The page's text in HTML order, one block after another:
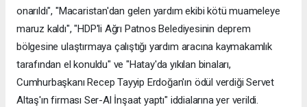
onarıldı", "Macaristan'dan gelen yardım ekibi kötü muameleye
maruz kaldı", "HDP'li Ağrı Patnos Belediyesinin deprem
bölgesine ulaştırmaya çalıştığı yardım aracına kaymakamlık
tarafından el konuldu" ve "Hatay'da yıkılan binaları,
Cumhurbaşkanı Recep Tayyip Erdoğan'ın ödül verdiği Servet
Altaş'ın firması Ser-Al İnşaat yaptı" iddialarına yer verildi.